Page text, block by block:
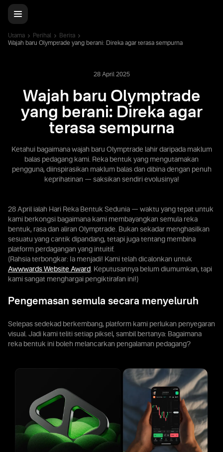
Utama Perihal
Berita
Wajah baru Olymptrade yang berani: Direka agar terasa sempurna
28 April 2025
Wajah baru Olymptrade
yang berani: Direka agar
terasa sempurna
Ketahui bagaimana wajah baru Olymptrade lahir daripada maklum
balas pedagang kami. Reka bentuk yang mengutamakan
pengguna, diinspirasikan maklum balas dan dibina dengan penuh
keprihatinan — saksikan sendiri evolusinya!
28 April ialah Hari Reka Bentuk Sedunia — waktu yang tepat untuk
kami berkongsi bagaimana kami membayangkan semula reka
bentuk, rasa dan aliran Olymptrade. Bukan sekadar menghasilkan
sesuatu yang cantik dipandang, tetapi juga tentang membina
platform perdagangan yang intuitif.
(Rahsia terbongkar: Ia menjadi! Kami telah dicalonkan untuk
Awwwards Website Award. Keputusannya belum diumumkan, tapi
kami sangat menghargai pengiktirafan ini!)
Pengemasan semula secara menyeluruh
Selepas sedekad berkembang, platform kami perlukan penyegaran
visual. Jadi kami teliti setiap piksel, sambil bertanya: Bagaimana
reka bentuk ini boleh melancarkan pengalaman pedagang?